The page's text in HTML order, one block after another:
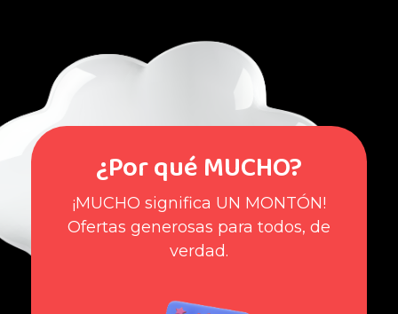
¿Por qué MUCHO?
¡MUCHO significa UN MONTÓN!
Ofertas generosas para todos, de
verdad.